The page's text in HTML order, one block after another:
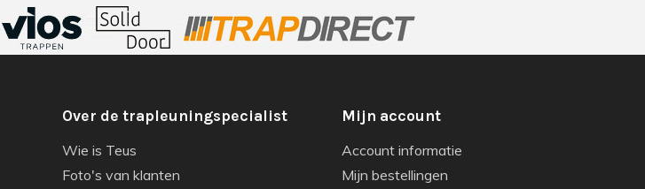
Over de trapleuningspecialist
Wie is Teus
Foto's van klanten
Mijn account
Account informatie
Mijn bestellingen